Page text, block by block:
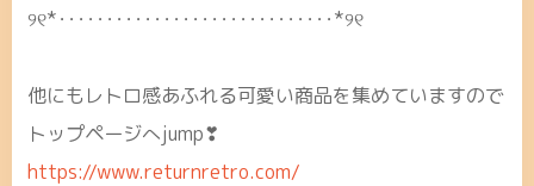
୨୧*･････････････････････････････*୨୧
他にもレトロ感あふれる可愛い商品を集めていますので
トップページへjump❣
https://www.returnretro.com/